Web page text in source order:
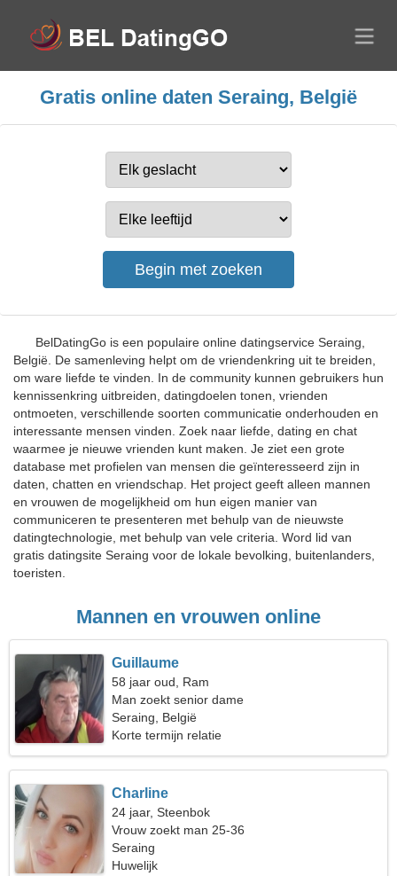
Gratis online daten Seraing, België
BelDatingGo is een populaire online datingservice Seraing,
België. De samenleving helpt om de vriendenkring uit te breiden,
om ware liefde te vinden. In de community kunnen gebruikers hun
kennissenkring uitbreiden, datingdoelen tonen, vrienden
ontmoeten, verschillende soorten communicatie onderhouden en
interessante mensen vinden. Zoek naar liefde, dating en chat
waarmee je nieuwe vrienden kunt maken. Je ziet een grote
database met profielen van mensen die geïnteresseerd zijn in
daten, chatten en vriendschap. Het project geeft alleen mannen
en vrouwen de mogelijkheid om hun eigen manier van
communiceren te presenteren met behulp van de nieuwste
datingtechnologie, met behulp van vele criteria. Word lid van
gratis datingsite Seraing voor de lokale bevolking, buitenlanders,
toeristen.
Mannen en vrouwen online
Guillaume
58 jaar oud, Ram
Man zoekt senior dame
Seraing, België
Korte termijn relatie
Charline
24 jaar, Steenbok
Vrouw zoekt man 25-36
Seraing
Huwelijk